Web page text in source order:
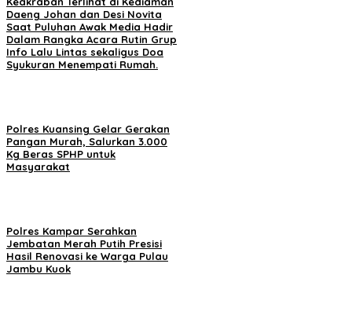
Daeng Johan dan Desi Novita
Saat Puluhan Awak Media Hadir
Dalam Rangka Acara Rutin Grup
Info Lalu Lintas sekaligus Doa
Syukuran Menempati Rumah.
Polres Kuansing Gelar Gerakan
Pangan Murah, Salurkan 3.000
Kg Beras SPHP untuk
Masyarakat
Polres Kampar Serahkan
Jembatan Merah Putih Presisi
Hasil Renovasi ke Warga Pulau
Jambu Kuok